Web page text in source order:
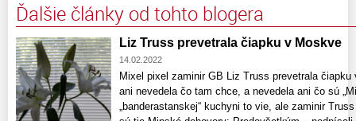
Ďalšie články od tohto blogera
Liz Truss prevetrala čiapku v Moskve
14.02.2022
Mixel pixel zaminir GB Liz Truss prevetrala
ani nevedela čo tam chce, a nevedela ani čo sú
„banderastanskej“ kuchyni to vie, ale zaminir